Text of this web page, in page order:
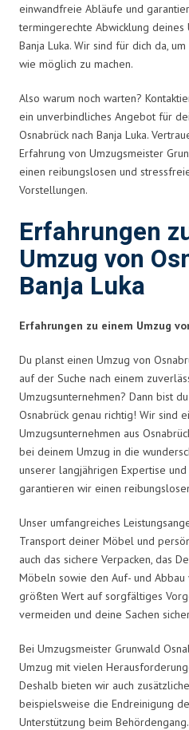
einwandfreie Abläufe und
termingerechte Abwicklung deines
Banja Luka. Wir sind für dich da,
wie möglich zu machen.
Also warum noch warten?
ein unverbindliches Angebot für
Osnabrück nach Banja Luka.
Erfahrung von Umzugsmeister
einen reibungslosen und
Vorstellungen.
Erfahrungen
Umzug von
Banja Luka
Erfahrungen zu einem Umzug
Du planst einen Umzug von
auf der Suche nach einem
Umzugsunternehmen? Dann bist
Osnabrück genau richtig! Wir sind
Umzugsunternehmen aus
bei deinem Umzug in die
unserer langjährigen Expertise
garantieren wir einen
Unser umfangreiches
Transport deiner Möbel und
auch das sichere Verpacken, das
Möbeln sowie den Auf- und
größten Wert auf sorgfältiges
vermeiden und deine Sachen
Bei Umzugsmeister Grunwald
Umzug mit vielen
Deshalb bieten wir auch
beispielsweise die Endreinigung
Unterstützung beim